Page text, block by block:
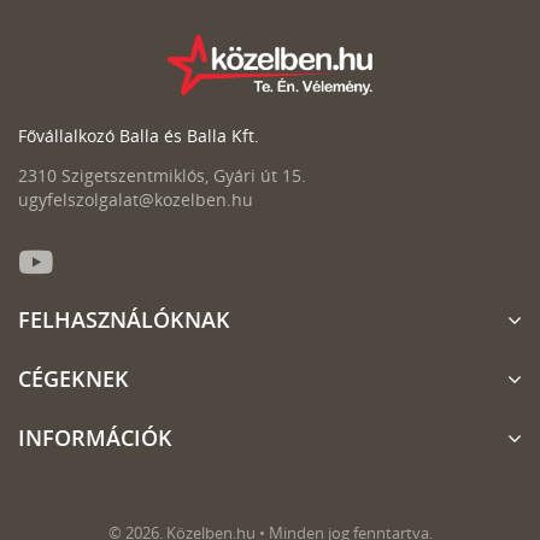
Fővállalkozó Balla és Balla Kft.
2310 Szigetszentmiklós, Gyári út 15.
ugyfelszolgalat@kozelben.hu
FELHASZNÁLÓKNAK
CÉGEKNEK
INFORMÁCIÓK
© 2026. Közelben.hu • Minden jog fenntartva.